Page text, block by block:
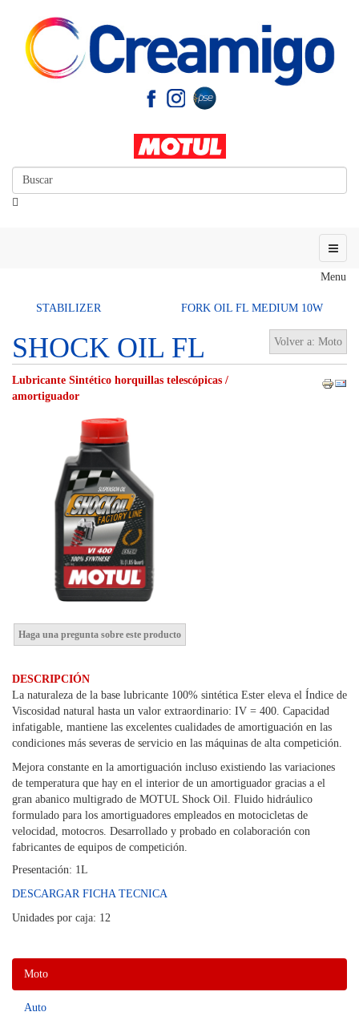
Menu
STABILIZER FORK OIL FL MEDIUM 10W
Volver a: Moto
SHOCK OIL FL
Lubricante Sintético horquillas telescópicas /
amortiguador
Haga una pregunta sobre este producto
DESCRIPCIÓN
La naturaleza de la base lubricante 100% sintética Ester eleva el Índice de
Viscosidad natural hasta un valor extraordinario: IV = 400. Capacidad
infatigable, mantiene las excelentes cualidades de amortiguación en las
condiciones más severas de servicio en las máquinas de alta competición.
Mejora constante en la amortiguación incluso existiendo las variaciones
de temperatura que hay en el interior de un amortiguador gracias a el
gran abanico multigrado de MOTUL Shock Oil. Fluido hidráulico
formulado para los amortiguadores empleados en motocicletas de
velocidad, motocros. Desarrollado y probado en colaboración con
fabricantes de equipos de competición.
Presentación: 1L
DESCARGAR FICHA TECNICA
Unidades por caja: 12
Moto
Auto